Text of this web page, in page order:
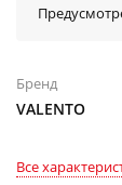
Бренд
VALENTO
Все